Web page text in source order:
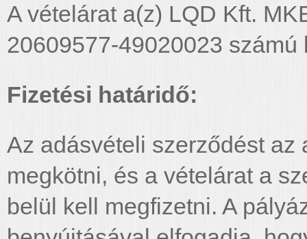
A vételárat a(z) LQD Kft.
20609577-49020023
Fizetési határidő:
Az adásvételi szerződést
megkötni, és a vételárat a
belül kell megfizetni. A